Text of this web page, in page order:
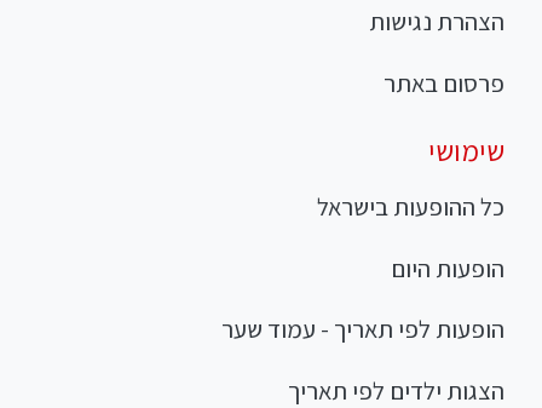
הצהרת נגישות
פרסום באתר
שימושי
כל ההופעות בישראל
הופעות היום
הופעות לפי תאריך - עמוד שער
הצגות ילדים לפי תאריך